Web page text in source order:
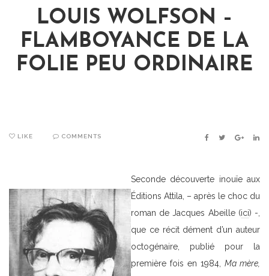
LOUIS WOLFSON –
FLAMBOYANCE DE LA
FOLIE PEU ORDINAIRE
LIKE COMMENTS FACEBOOK
TWITTER
Seconde découverte inouïe aux
Éditions Attila, – après le choc du
roman de Jacques Abeille (ici) -,
que ce récit dément d’un auteur
octogénaire, publié pour la
première fois en 1984, Ma mère,